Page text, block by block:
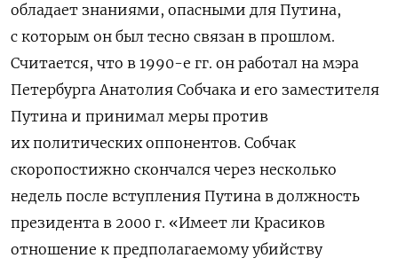
обладает знаниями, опасными для Путина,
с которым он был тесно связан в прошлом.
Считается, что в 1990-е гг. он работал на мэра
Петербурга Анатолия Собчака и его заместителя
Путина и принимал меры против
их политических оппонентов. Собчак
скоропостижно скончался через несколько
недель после вступления Путина в должность
президента в 2000 г. «Имеет ли Красиков
отношение к предполагаемому убийству